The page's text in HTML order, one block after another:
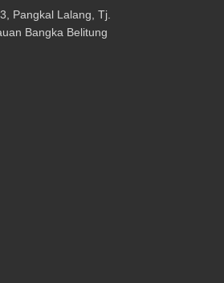
Pangkal Lalang, Tj.
Bangka Belitung